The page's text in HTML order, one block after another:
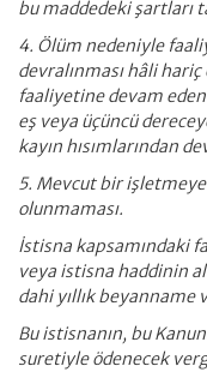
bu maddedeki şartları
4. Ölüm nedeniyle
devralınması hâli
faaliyetine devam
eş veya üçüncü
kayın hısımlarından
5. Mevcut bir
olunmaması.
İstisna kapsamındaki
veya istisna haddinin
dahi yıllık beyanname
Bu istisnanın, bu
suretiyle ödenecek